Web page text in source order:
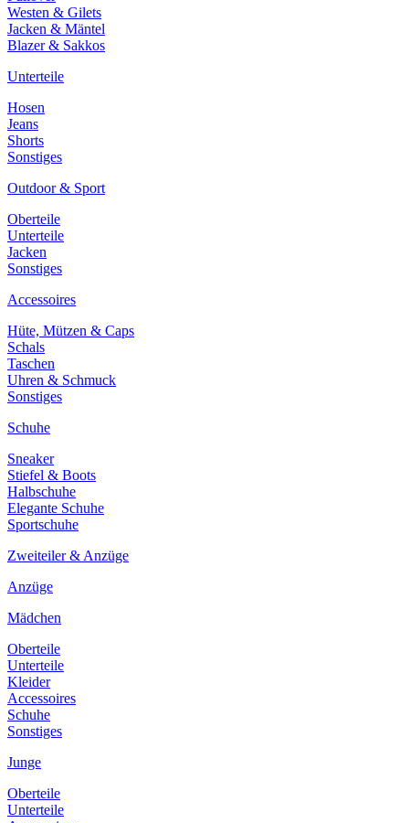
Westen & Gilets
Jacken & Mäntel
Blazer & Sakkos
Unterteile
Hosen
Jeans
Shorts
Sonstiges
Outdoor & Sport
Oberteile
Unterteile
Jacken
Sonstiges
Accessoires
Hüte, Mützen & Caps
Schals
Taschen
Uhren & Schmuck
Sonstiges
Schuhe
Sneaker
Stiefel & Boots
Halbschuhe
Elegante Schuhe
Sportschuhe
Zweiteiler & Anzüge
Anzüge
Mädchen
Oberteile
Unterteile
Kleider
Accessoires
Schuhe
Sonstiges
Junge
Oberteile
Unterteile